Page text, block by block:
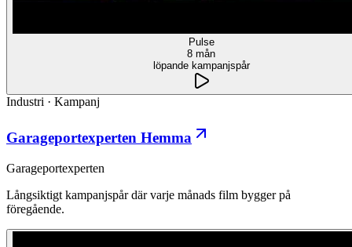
Pulse
8 mån
löpande kampanjspår
Industri · Kampanj
Garageportexperten Hemma
Garageportexperten
Långsiktigt kampanjspår där varje månads film bygger på
föregående.